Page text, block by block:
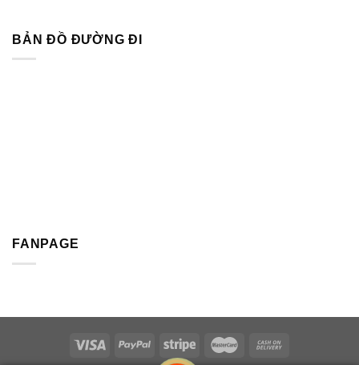
BẢN ĐỒ ĐƯỜNG ĐI
FANPAGE